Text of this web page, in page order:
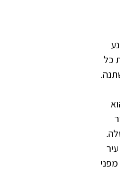
כל